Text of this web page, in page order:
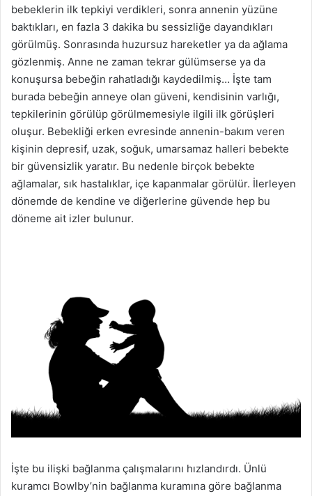
bebeklerin ilk tepkiyi verdikleri, sonra annenin yüzüne
baktıkları, en fazla 3 dakika bu sessizliğe dayandıkları
görülmüş. Sonrasında huzursuz hareketler ya da ağlama
gözlenmiş. Anne ne zaman tekrar gülümserse ya da
konuşursa bebeğin rahatladığı kaydedilmiş… İşte tam
burada bebeğin anneye olan güveni, kendisinin varlığı,
tepkilerinin görülüp görülmemesiyle ilgili ilk görüşleri
oluşur. Bebekliği erken evresinde annenin-bakım veren
kişinin depresif, uzak, soğuk, umarsamaz halleri bebekte
bir güvensizlik yaratır. Bu nedenle birçok bebekte
ağlamalar, sık hastalıklar, içe kapanmalar görülür. İlerleyen
dönemde de kendine ve diğerlerine güvende hep bu
döneme ait izler bulunur.
İşte bu ilişki bağlanma çalışmalarını hızlandırdı. Ünlü
kuramcı Bowlby’nin bağlanma kuramına göre bağlanma